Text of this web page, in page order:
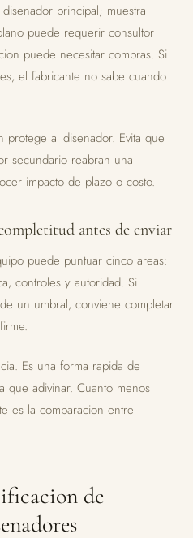
principal; muestra
puede requerir consultor
puede necesitar compras. Si
el fabricante no sabe cuando
protege al disenador. Evita que
secundario reabran una
impacto de plazo o costo.
antes de enviar
puede puntuar cinco areas:
controles y autoridad. Si
un umbral, conviene completar
Es una forma rapida de
que adivinar. Cuanto menos
es la comparacion entre
de